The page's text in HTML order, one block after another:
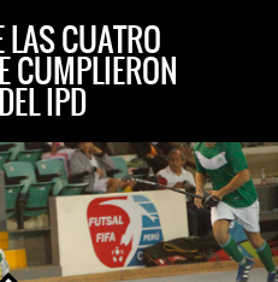
CUATRO
CUMPLIERON
IPD